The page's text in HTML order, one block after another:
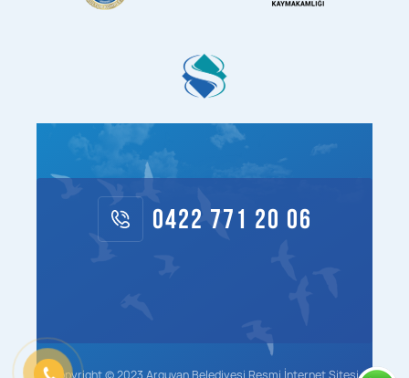
0422 771 20 06
Copyright © 2023 Arguvan Belediyesi Resmi İnternet Sitesi